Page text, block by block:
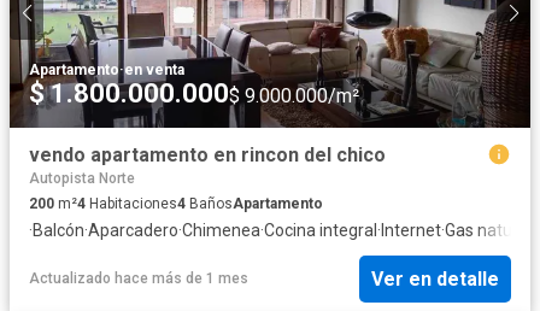
Apartamento·en venta
$ 1.800.000.000$ 9.000.000/m²
vendo apartamento en rincon del chico
Autopista Norte
200 m²4 Habitaciones4 BañosApartamento
·Balcón·Aparcadero·Chimenea·Cocina integral·Internet·Gas natural
Actualizado hace más de 1 mes Ver en detalle